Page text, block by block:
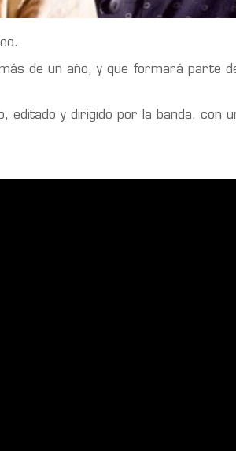
de un año, y que formará parte
editado y dirigido por la banda, con